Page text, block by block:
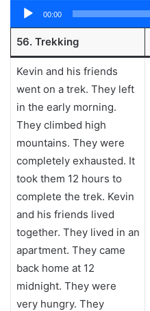
Tocador
de
áudio
00:00
56. Trekking
Kevin and his friends
went on a trek. They left
in the early morning.
They climbed high
mountains. They were
completely exhausted. It
took them 12 hours to
complete the trek. Kevin
and his friends lived
together. They lived in an
apartment. They came
back home at 12
midnight. They were
very hungry. They